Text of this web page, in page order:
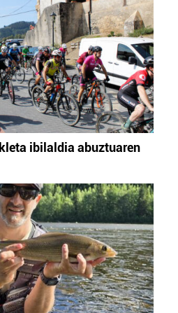
ibilaldia abuztuaren